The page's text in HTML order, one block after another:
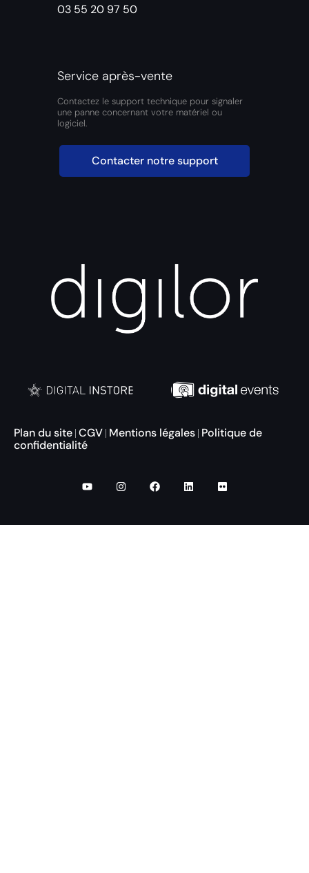
03 55 20 97 50
Service après-vente
Contactez le support technique pour signaler
une panne concernant votre matériel ou
logiciel.
Contacter notre support
Plan du site CGV Mentions légales Politique de
confidentialité